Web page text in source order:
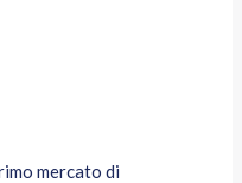
mercato di